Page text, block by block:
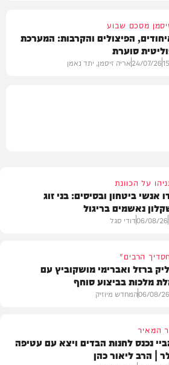
מסכם שבוע
הפיצולים והקרבות: המערכת
סוערת
24/07/26אריה זיסמן, יתד נאמן
על הכוונת
אנשי ביטחון ובסיסים: בני זוג
נאשמים בריגול
06/08/26דודי סגל
הרבים"
ברזל ואברימי מושקוביץ עם
מלכות בביצוע סוחף
06/08/26המחדש מיוזיק
המאיר
נכנס לחנות הבדים ויצא עם עטיפה
| הרב ליאור כהן